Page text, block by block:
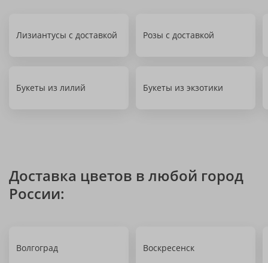
Лизиантусы с доставкой Розы с доставкой
Букеты из лилий Букеты из экзотики
Доставка цветов в любой город
России:
Волгоград Воскресенск